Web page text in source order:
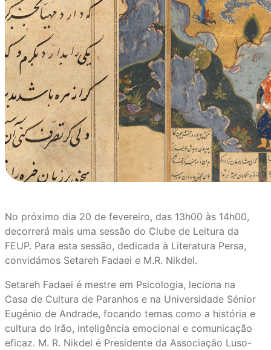
No próximo dia 20 de fevereiro, das 13h00 às 14h00,
decorrerá mais uma sessão do Clube de Leitura da
FEUP. Para esta sessão, dedicada à Literatura Persa,
convidámos Setareh Fadaei e M.R. Nikdel.
Setareh Fadaei é mestre em Psicologia, leciona na
Casa de Cultura de Paranhos e na Universidade Sénior
Eugénio de Andrade, focando temas como a história e
cultura do Irão, inteligência emocional e comunicação
eficaz. M. R. Nikdel é Presidente da Associação Luso-